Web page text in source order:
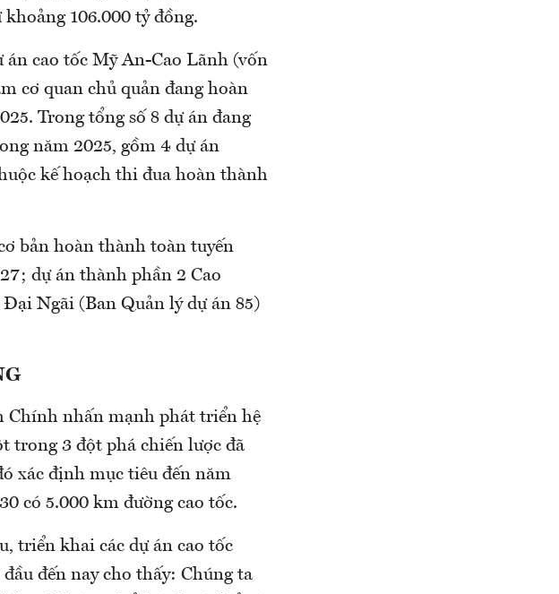
106.000 tỷ đồng.
cao tốc Mỹ An-Cao Lãnh (vốn
cơ quan chủ quản đang hoàn
Trong tổng số 8 dự án đang
năm 2025, gồm 4 dự án
kế hoạch thi đua hoàn thành
bản hoàn thành toàn tuyến
dự án thành phần 2 Cao
Ngãi (Ban Quản lý dự án 85)
Chính nhấn mạnh phát triển hệ
trong 3 đột phá chiến lược đã
xác định mục tiêu đến năm
có 5.000 km đường cao tốc.
triển khai các dự án cao tốc
đến nay cho thấy: Chúng ta